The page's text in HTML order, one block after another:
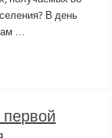
В день
…